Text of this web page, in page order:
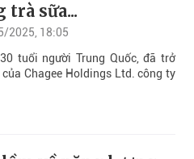
sữa...
2025, 18:05
tuổi người Trung Quốc, đã trở
Chagee Holdings Ltd. công ty